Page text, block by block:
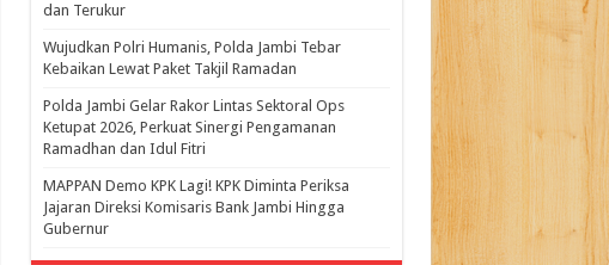
dan Terukur
Wujudkan Polri Humanis, Polda Jambi Tebar
Kebaikan Lewat Paket Takjil Ramadan
Polda Jambi Gelar Rakor Lintas Sektoral Ops
Ketupat 2026, Perkuat Sinergi Pengamanan
Ramadhan dan Idul Fitri
‎MAPPAN Demo KPK Lagi! KPK Diminta Periksa
Jajaran Direksi Komisaris Bank Jambi Hingga
Gubernur ‎